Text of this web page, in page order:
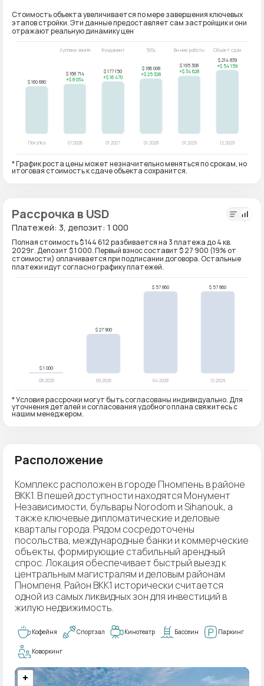
Стоимость объекта увеличивается по мере завершения ключевых
этапов стройки. Эти данные предоставляет сам застройщик и они
отражают реальную динамику цен
* График роста цены может незначительно меняться по срокам, но
итоговая стоимость к сдаче объекта сохранится.
Рассрочка в USD
Платежей: 3, депозит: 1 000
Полная стоимость $ 144 612 разбивается на 3 платежа до 4 кв.
2029г. Депозит $ 1 000. Первый взнос составит $ 27 900 (19% от
стоимости) оплачивается при подписании договора. Остальные
платежи идут согласно графику платежей.
* Условия рассрочки могут быть согласованы индивидуально. Для
уточнения деталей и согласования удобного плана свяжитесь с
нашим менеджером.
Расположение
Комплекс расположен в городе Пномпень в районе
BKK1. В пешей доступности находятся Монумент
Независимости, бульвары Norodom и Sihanouk, а
также ключевые дипломатические и деловые
кварталы города. Рядом сосредоточены
посольства, международные банки и коммерческие
объекты, формирующие стабильный арендный
спрос. Локация обеспечивает быстрый выезд к
центральным магистралям и деловым районам
Пномпеня. Район BKK1 исторически считается
одной из самых ликвидных зон для инвестиций в
жилую недвижимость.
Кофейня Спортзал Кинотеатр Бассеин Паркинг
Коворкинг